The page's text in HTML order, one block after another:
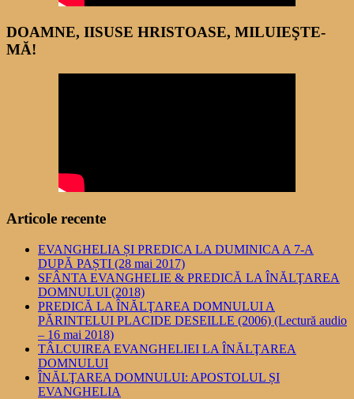
DOAMNE, IISUSE HRISTOASE, MILUIEŞTE-
MĂ!
Articole recente
EVANGHELIA ȘI PREDICA LA DUMINICA A 7-A
DUPĂ PAȘTI (28 mai 2017)
SFÂNTA EVANGHELIE & PREDICĂ LA ÎNĂLŢAREA
DOMNULUI (2018)
PREDICĂ LA ÎNĂLŢAREA DOMNULUI A
PĂRINTELUI PLACIDE DESEILLE (2006) (Lectură audio
– 16 mai 2018)
TÂLCUIREA EVANGHELIEI LA ÎNĂLŢAREA
DOMNULUI
ÎNĂLŢAREA DOMNULUI: APOSTOLUL ȘI
EVANGHELIA